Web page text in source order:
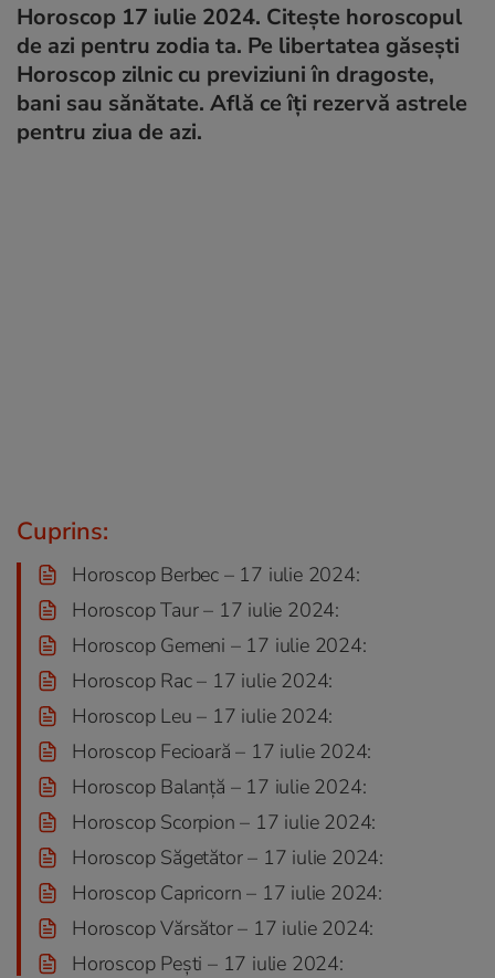
Horoscop 17 iulie 2024. Citește horoscopul
de azi pentru zodia ta. Pe libertatea găsești
Horoscop zilnic cu previziuni în dragoste,
bani sau sănătate. Află ce îți rezervă astrele
pentru ziua de azi.
Cuprins:
Horoscop Berbec – 17 iulie 2024:
Horoscop Taur – 17 iulie 2024:
Horoscop Gemeni – 17 iulie 2024:
Horoscop Rac – 17 iulie 2024:
Horoscop Leu – 17 iulie 2024:
Horoscop Fecioară – 17 iulie 2024:
Horoscop Balanță – 17 iulie 2024:
Horoscop Scorpion – 17 iulie 2024:
Horoscop Săgetător – 17 iulie 2024:
Horoscop Capricorn – 17 iulie 2024:
Horoscop Vărsător – 17 iulie 2024:
Horoscop Pești – 17 iulie 2024: